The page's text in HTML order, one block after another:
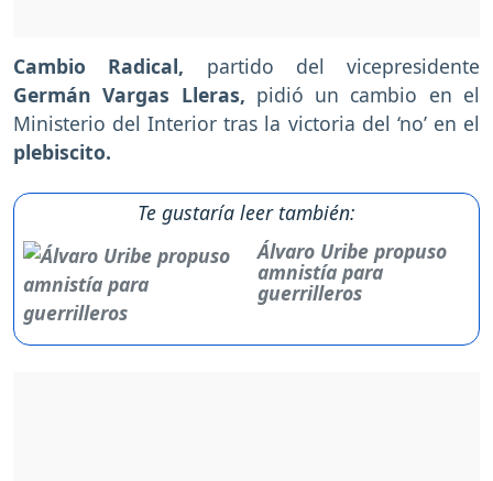
Cambio Radical, partido del vicepresidente
Germán Vargas Lleras, pidió un cambio en el
Ministerio del Interior tras la victoria del ‘no’ en el
plebiscito.
Te gustaría leer también:
Álvaro Uribe propuso
amnistía para
guerrilleros